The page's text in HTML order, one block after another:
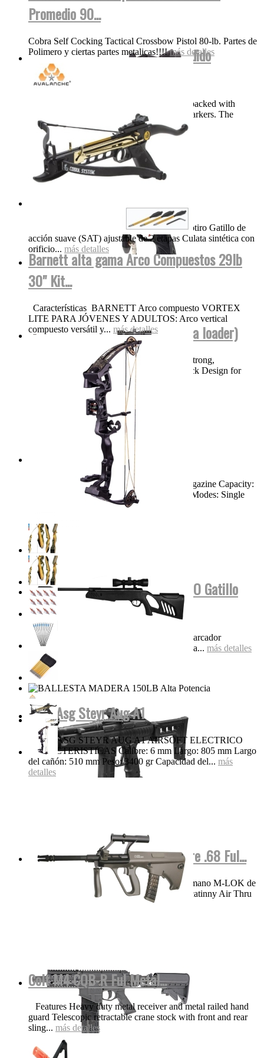
DYE Proto Rize Maxxed Bajo Pedido
Speedball
Description DYE’s Proto Rize MaXXed is packed with
features normally only found on high end markers. The
Precision True Bore...
más detalles
BT TM15 NEGRA FUL AUTO (para loader)
Product Features High Performance, Ultra Strong,
Lightweight Magnesium Body Bolt Out Back Design for
Easy Cleaning and...más detalles
Tippmann Stryker MP1 FUL AUTO Gatillo
Eléctrico...
Características Super liviana y compacta Marcador
electroneumático completo Diseño de válvula... más detalles
M17 COLOR Negra Valken Calibre .68 Ful...
VIDEO Funciones y detalles Protector de mano M-LOK de
aluminio ligero de 8.25 pulgadas con riel Picatinny Air Thru
Gamo Whisper Silent Cat Breakbarrel Monotiro Gatillo de
acción suave (SAT) ajustable de 2 etapas Culata sintética con
orificio... más detalles
Swiss Arms TAC-1...
Dimensions: 46.25" Weight: 8.3 LBS Magazine Capacity:
Single Shot Muzzle Velocity: 900 FPS Fire Modes: Single
Rifle Asg Steyr Aug A1
RIFLE ASG STEYR AUG A1 AIRSOFT ELECTRICO
CARACTERISTICAS Calibre: 6 mm Largo: 805 mm Largo
del cañón: 510 mm Peso: 3400 gr Capacidad del... más
detalles
Colt M4 CQB-R Ful Metal...
Features Heavy duty metal receiver and metal railed hand
guard Telescopic retractable crane stock with front and rear
sling... más detalles
Promedio 90...
Cobra Self Cocking Tactical Crossbow Pistol 80-lb. Partes de
Polimero y ciertas partes metalicas!!!!más detalles
Barnett alta gama Arco Compuestos 29lb
30" Kit...
Características BARNETT Arco compuesto VORTEX
LITE PARA JÓVENES Y ADULTOS: Arco vertical
compuesto versátil y... más detalles